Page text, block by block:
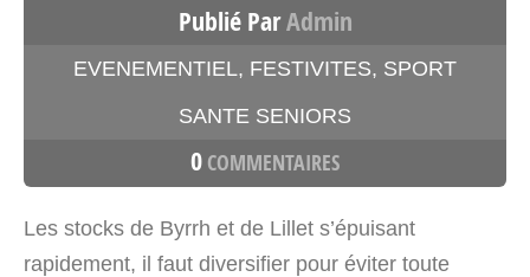
Publié ParAdmin
EVENEMENTIEL, FESTIVITES, SPORT
SANTE SENIORS
0 COMMENTAIRES
Les stocks de Byrrh et de Lillet s’épuisant
rapidement, il faut diversifier pour éviter toute